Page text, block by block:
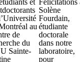
et
au
de
du
Sainte-
Félicitations
Solène
Fourdain,
étudiante
doctorale
dans notre
laboratoire,
pour